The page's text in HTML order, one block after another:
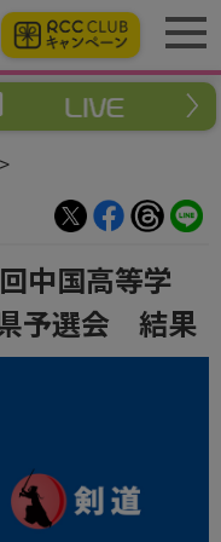
中国高等学
予選会 結果